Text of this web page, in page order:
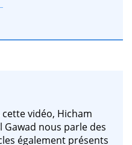
cette vidéo, Hicham
Gawad nous parle des
également présents